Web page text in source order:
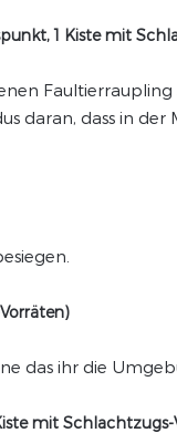
1 Kiste mit
daran, dass in
das ihr die
mit